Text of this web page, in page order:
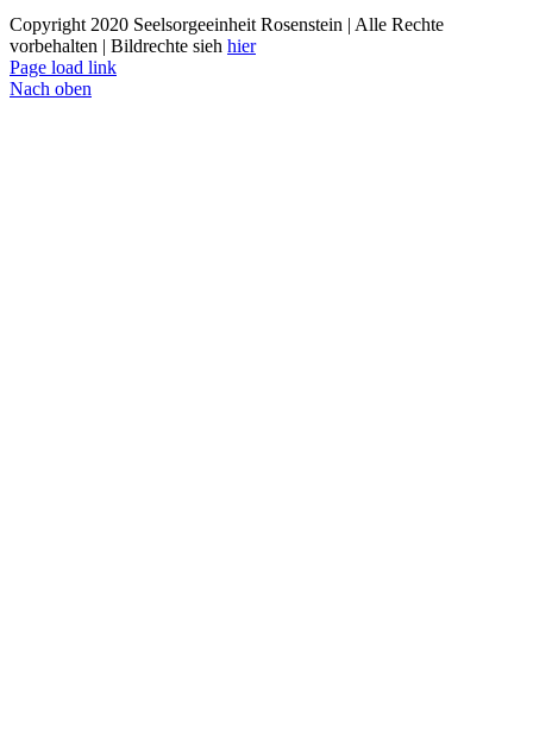
Copyright 2020 Seelsorgeeinheit Rosenstein | Alle Rechte
vorbehalten | Bildrechte sieh hier
Page load link
Nach oben